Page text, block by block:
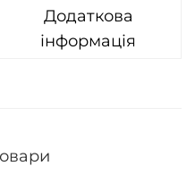
Додаткова
інформація